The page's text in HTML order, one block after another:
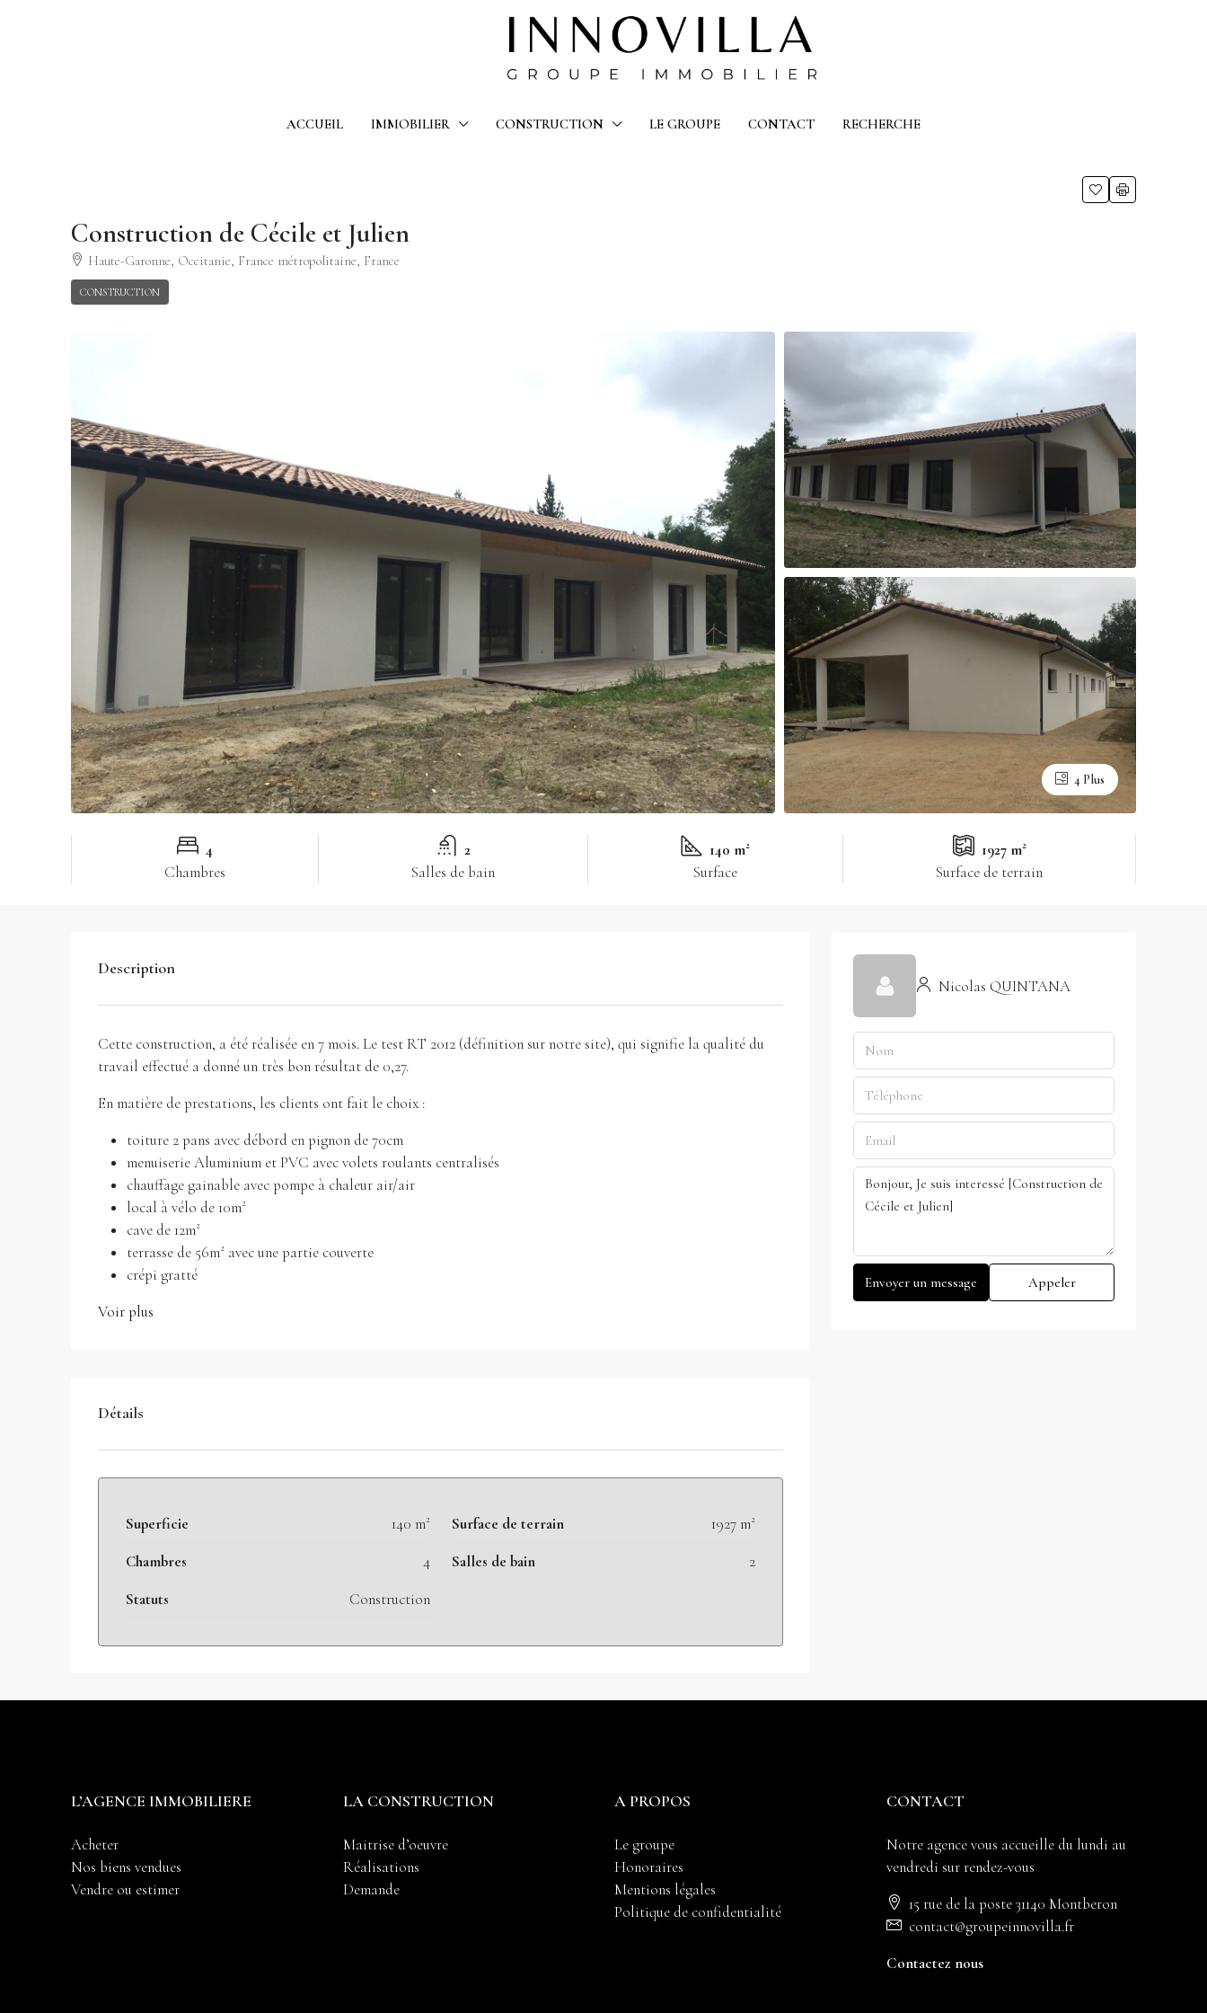
ACCUEIL IMMOBILIER CONSTRUCTION LE GROUPE CONTACT RECHERCHE
Construction de Cécile et Julien
Haute-Garonne, Occitanie, France métropolitaine, France
CONSTRUCTION
4 Plus
4
Chambres
2
Salles de bain
140 m²
Surface
1927 m²
Surface de terrain
Description
Cette construction, a été réalisée en 7 mois. Le test RT 2012 (définition sur notre site), qui signifie la qualité du
travail effectué a donné un très bon résultat de 0,27.
En matière de prestations, les clients ont fait le choix :
toiture 2 pans avec débord en pignon de 70cm
menuiserie Aluminium et PVC avec volets roulants centralisés
chauffage gainable avec pompe à chaleur air/air
local à vélo de 10m²
cave de 12m²
terrasse de 56m² avec une partie couverte
crépi gratté
Voir plus
Détails
Superficie 140 m² Surface de terrain
1927 m²
Chambres
4 Salles de bain
2
Statuts
Construction
Nicolas QUINTANA
Envoyer un message Appeler
L’AGENCE IMMOBILIERE
Acheter
Nos biens vendues
Vendre ou estimer
LA CONSTRUCTION
Maitrise d’oeuvre
Réalisations
Demande
A PROPOS
Le groupe
Honoraires
Mentions légales
Politique de confidentialité
CONTACT
Notre agence vous accueille du lundi au
vendredi sur rendez-vous
15 rue de la poste 31140 Montberon
contact@groupeinnovilla.fr
Contactez nous